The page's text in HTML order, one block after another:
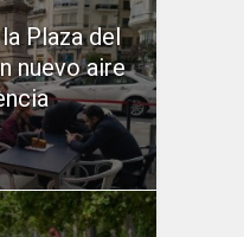
Plaza del
nuevo aire